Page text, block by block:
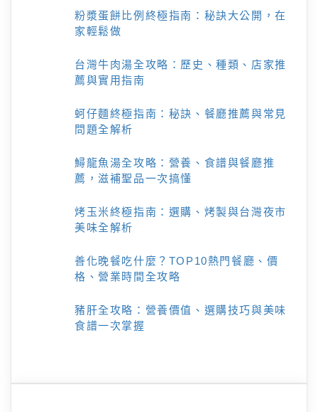
粉漿蛋餅比例終極指南：秘訣大公開，在
家輕鬆做
台灣牛肉湯全攻略：歷史、種類、店家推
薦與實用指南
蚵仔麵終極指南：秘訣、餐廳推薦與常見
問題全解析
鱘龍魚湯全攻略：營養、食譜與餐廳推
薦，滋補聖品一次搞懂
烤玉米終極指南：選購、烤製與台灣夜市
美味全解析
善化晚餐吃什麼？TOP10熱門餐廳、價
格、營業時間全攻略
豬肝全攻略：營養價值、選購技巧與美味
食譜一次掌握